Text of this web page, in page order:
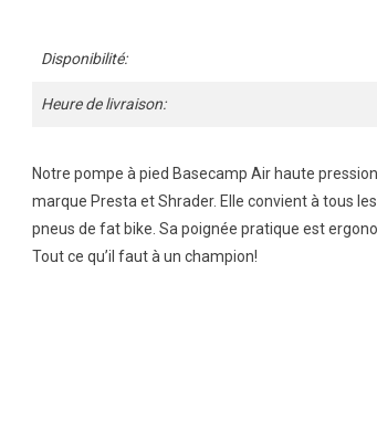
Disponibilité:
Heure de livraison:
Notre pompe à pied Basecamp Air haute
marque Presta et Shrader. Elle convient à tous
pneus de fat bike. Sa poignée pratique est
Tout ce qu’il faut à un champion!